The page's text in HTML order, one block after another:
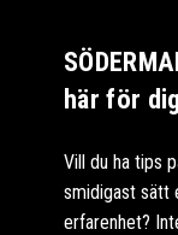
här för
Vill du ha tips
smidigast sätt
erfarenhet?